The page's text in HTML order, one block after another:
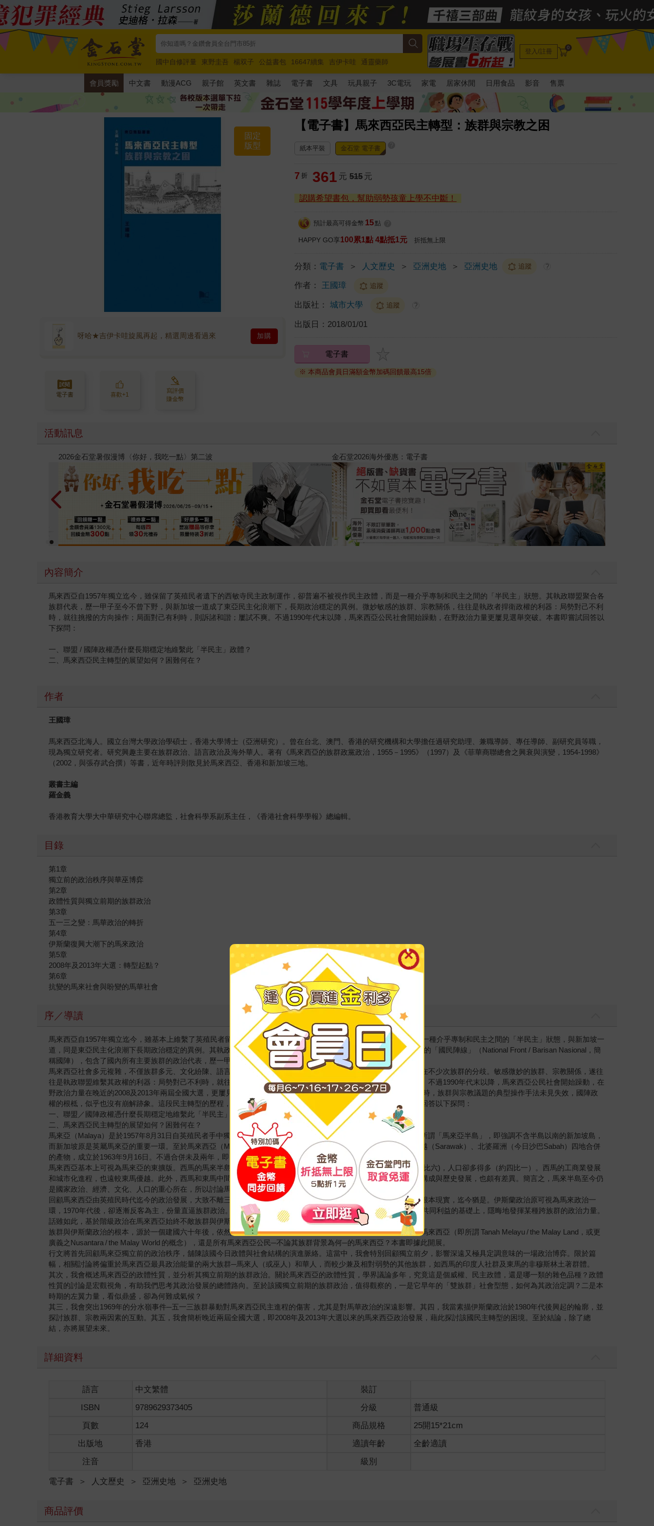
國中自修評量 東野圭吾 楊双子 公益書包 16647續集 吉伊卡哇
通靈藥師
唯紅花綻放
奧德賽 路邊攤新作 馬斯克 玩具總動員5 超慢跑
登入/註冊 0
會員獎勵 中文書 動漫ACG 親子館 英文書 雜誌 電子書 文具 玩具親子 3C電玩 家電 居家休閒 日用食品 影音 售票
【電子書】馬來西亞民主轉型：族群與宗教之困
固定
版型
呀哈★吉伊卡哇旋風再起，精選周邊看過來 加購
電子書 喜歡+1
寫評價
賺金幣
紙本平裝 金石堂 電子書
7 折 361 元 515 元
認購希望書包，幫助弱勢孩童上學不中斷！
預計最高可得金幣 15 點
HAPPY GO享100累1點 4點抵1元 折抵無上限
分類： 電子書 ＞ 人文歷史 ＞ 亞洲史地 ＞ 亞洲史地 追蹤 ?
作者： 王國璋 追蹤
出版社： 城市大學 追蹤 ?
出版日： 2018/01/01
電子書
※ 本商品會員日滿額金幣加碼回饋最高15倍
活動訊息
春光ｘ奇幻基地｜全書系展 2026金石堂暑假漫博〈你好，我吃一點〉第二波
內容簡介
馬來西亞自1957年獨立迄今，雖保留了英殖民者遺下的西敏寺民主政制運作，卻普遍不被視作民主政體，而是一種介乎專制和民主之間的「半民主」狀態。其執政聯盟聚合各
族群代表，歷一甲子至今不曾下野，與新加坡一道成了東亞民主化浪潮下，長期政治穩定的異例。微妙敏感的族群、宗教關係，往往是執政者捍衛政權的利器：局勢對己不利
時，就往挑撥的方向操作；局面對己有利時，則訴諸和諧；屢試不爽。不過1990年代末以降，馬來西亞公民社會開始躁動，在野政治力量更屢見選舉突破。本書即嘗試回答以
下探問：
一、聯盟 / 國陣政權憑什麼長期穩定地維繫此「半民主」政體？
二、馬來西亞民主轉型的展望如何？困難何在？
作者
王國璋
馬來西亞北海人。國立台灣大學政治學碩士，香港大學博士（亞洲研究）。曾在台北、澳門、香港的研究機構和大學擔任過研究助理、兼職導師、專任導師、副研究員等職，
現為獨立研究者。研究興趣主要在族群政治、語言政治及海外華人。著有《馬來西亞的族群政黨政治，1955－1995》（1997）及《菲華商聯總會之興衰與演變，1954-1998》
（2002，與張存武合撰）等書，近年時評則散見於馬來西亞、香港和新加坡三地。
叢書主編
羅金義
香港教育大學大中華研究中心聯席總監，社會科學系副系主任，《香港社會科學學報》總編輯。
目錄
第1章
獨立前的政治秩序與華巫博弈
第2章
政體性質與獨立前期的族群政治
第3章
五一三之變：馬華政治的轉折
第4章
伊斯蘭復興大潮下的馬來政治
第5章
2008年及2013年大選：轉型起點？
第6章
抗變的馬來社會與盼變的馬華社會
序／導讀
馬來西亞自1957年獨立迄今，雖基本上維繫了英殖民者留下的西敏寺民主政制運作，卻普遍不被視作民主政體，而是一種介乎專制和民主之間的「半民主」狀態，與新加坡一
道，同是東亞民主化浪潮下長期政治穩定的異例。其執政聯盟─1974年前的三黨「聯盟」（Alliance）及1974年後擴編的「國民陣線」（National Front / Barisan Nasional，簡
稱國陣），包含了國內所有主要族群的政治代表，歷一甲子至今，竟然不曾下野。
馬來西亞社會多元複雜，不僅族群多元、文化紛陳、語言混雜，宗教上也是各教各派並存，遑論各族群內部，都還存在不少次族群的分歧。敏感微妙的族群、宗教關係，遂往
往是執政聯盟維繫其政權的利器：局勢對己不利時，就往挑撥的方向操作；局面對己有利時，則訴諸和諧；屢試不爽。不過1990年代末以降，馬來西亞公民社會開始躁動，在
野政治力量在晚近的2008及2013年兩屆全國大選，更屢見選舉突破。馬來西亞貌似已經邁入民主轉型階段，但與此同時，族群與宗教議題的典型操作手法未見失效，國陣政
權的根柢，似乎也沒有崩解跡象。這段民主轉型的歷程，最終會邁向民主鞏固，還是隨時可能回歸舊貌？本書即嘗試回答以下探問：
一、聯盟／國陣政權憑什麼長期穩定地維繫此「半民主」政體？這類要素，如今是否已經逐漸消逝？
二、馬來西亞民主轉型的展望如何？困難何在？
馬來亞（Malaya）是於1957年8月31日自英殖民者手中獨立，當時的國土範圍，僅馬來半島或「馬來亞半島」一地。所謂「馬來亞半島」，即強調不含半島以南的新加坡島，
而新加坡原是英屬馬來亞的重要一環。至於馬來西亞（Malaysia），則是馬來亞、新加坡自治邦和英屬婆羅洲的砂拉越（Sarawak）、北婆羅洲（今日沙巴Sabah）四地合併
的產物，成立於1963年9月16日。不過合併未及兩年，即1965年8月9日，新加坡就因故被逐出了馬來西亞聯合邦。
馬來西亞基本上可視為馬來亞的東擴版。西馬的馬來半島，相較於東馬的沙巴、砂拉越兩州，地理面積雖然較小(約四比六)，人口卻多得多（約四比一）。西馬的工商業發展
和城市化進程，也遠較東馬優越。此外，西馬和東馬中間，隔了個不大不小的南中國海，交流其實不便，兩地的族群構成與歷史發展，也頗有差異。簡言之，馬來半島至今仍
是國家政治、經濟、文化、人口的重心所在，所以討論馬來西亞政治，難免會重西馬而輕東馬。
回顧馬來西亞由英殖民時代迄今的政治發展，大致不離三條主線，即族群、伊斯蘭、階級。族群政治可謂馬來西亞的根本現實，迄今猶是。伊斯蘭政治原可視為馬來政治一
環，1970年代後，卻逐漸反客為主，份量直逼族群政治。階級政治則至今未成氣候，但也難謂無關痛癢，總會在階級共同利益的基礎上，隱晦地發揮某種跨族群的政治力量。
話雖如此，基於階級政治在馬來西亞始終不敵族群與伊斯蘭政治的現實，本書基本上輕前者而重後兩者的討論。
族群與伊斯蘭政治的根本，源於一個建國六十年後，依然沒有共識的提問：馬來西亞究竟是誰的國家？這是馬來人的馬來西亞（即所謂 Tanah Melayu / the Malay Land，或更
廣義之Nusantara / the Malay World 的概念），還是所有馬來西亞公民─不論其族群背景為何─的馬來西亞？本書即據此開展。
行文將首先回顧馬來亞獨立前的政治秩序，舖陳該國今日政體與社會結構的演進脈絡。這當中，我會特別回顧獨立前夕，影響深遠又極具定調意味的一場政治博弈。限於篇
幅，相關討論將偏重於馬來西亞最具政治能量的兩大族群─馬來人（或巫人）和華人，而較少兼及相對弱勢的其他族群，如西馬的印度人社群及東馬的非穆斯林土著群體。
其次，我會概述馬來西亞的政體性質，並分析其獨立前期的族群政治。關於馬來西亞的政體性質，學界議論多年，究竟這是個威權、民主政體，還是哪一類的雜色品種？政體
性質的討論是宏觀視角，有助我們思考其政治發展的總體路向。至於該國獨立前期的族群政治，值得觀察的，一是它早年的「雙族群」社會型態，如何為其政治定調？二是本
時期的左翼力量，看似鼎盛，卻為何難成氣候？
其三，我會突出1969年的分水嶺事件─五一三族群暴動對馬來西亞民主進程的傷害，尤其是對馬華政治的深遠影響。其四，我當素描伊斯蘭政治於1980年代後興起的輪廓，並
探討族群、宗教兩因素的互動。其五，我會簡析晚近兩屆全國大選，即2008年及2013年大選以來的馬來西亞政治發展，藉此探討該國民主轉型的困境。至於結論，除了總
結，亦將展望未來。
詳細資料
語言 中文繁體
裝訂
ISBN
9789629373405 分級
普通級
頁數
124 商品規格
25開15*21cm
出版地
香港 適讀年齡
全齡適讀
注音
級別
電子書 ＞ 人文歷史 ＞ 亞洲史地 ＞ 亞洲史地
商品評價